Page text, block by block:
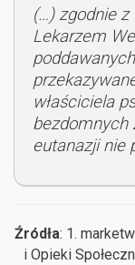
(…) zgodnie z
Lekarzem
właściciela
bezdomnych
eutanazji nie
Źródła: 1.
i Opieki